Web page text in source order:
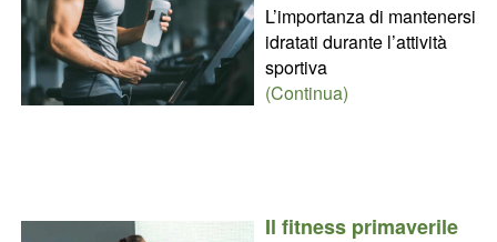
L’importanza di mantenersi
idratati durante l’attività
sportiva
(Continua)
Il fitness primaverile